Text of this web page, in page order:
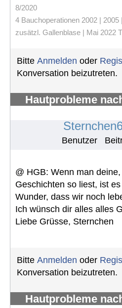
8/2020
4 Bauchoperationen 2002 | 2005
zusätzl. Gallenblase | Mai 2022
Bitte Anmelden oder
Konversation beizutreten.
Hautprobleme
Benutzer
@ HGB: Wenn man
Geschichten so liest, ist
Wunder, dass wir noch
Ich wünsch dir alles alles
Liebe Grüsse, Sternchen
Bitte Anmelden oder
Konversation beizutreten.
Hautprobleme